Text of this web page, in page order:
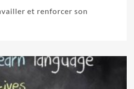
et renforcer son